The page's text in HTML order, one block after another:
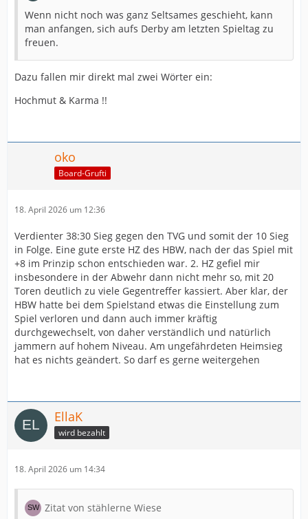
Wenn nicht noch was ganz Seltsames geschieht, kann
man anfangen, sich aufs Derby am letzten Spieltag zu
freuen.
Dazu fallen mir direkt mal zwei Wörter ein:
Hochmut & Karma !!
oko
Board-Grufti
18. April 2026 um 12:36
Verdienter 38:30 Sieg gegen den TVG und somit der 10 Sieg
in Folge. Eine gute erste HZ des HBW, nach der das Spiel mit
+8 im Prinzip schon entschieden war. 2. HZ gefiel mir
insbesondere in der Abwehr dann nicht mehr so, mit 20
Toren deutlich zu viele Gegentreffer kassiert. Aber klar, der
HBW hatte bei dem Spielstand etwas die Einstellung zum
Spiel verloren und dann auch immer kräftig
durchgewechselt, von daher verständlich und natürlich
jammern auf hohem Niveau. Am ungefährdeten Heimsieg
hat es nichts geändert. So darf es gerne weitergehen
EllaK
wird bezahlt
18. April 2026 um 14:34
Zitat von stählerne Wiese